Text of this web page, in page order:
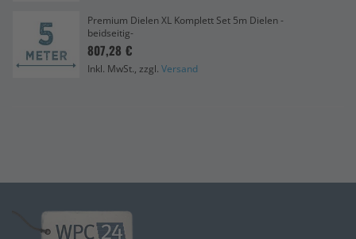
Premium Dielen XL Komplett Set 5m Dielen -
beidseitig-
807,28 €
Inkl. MwSt., zzgl. Versand